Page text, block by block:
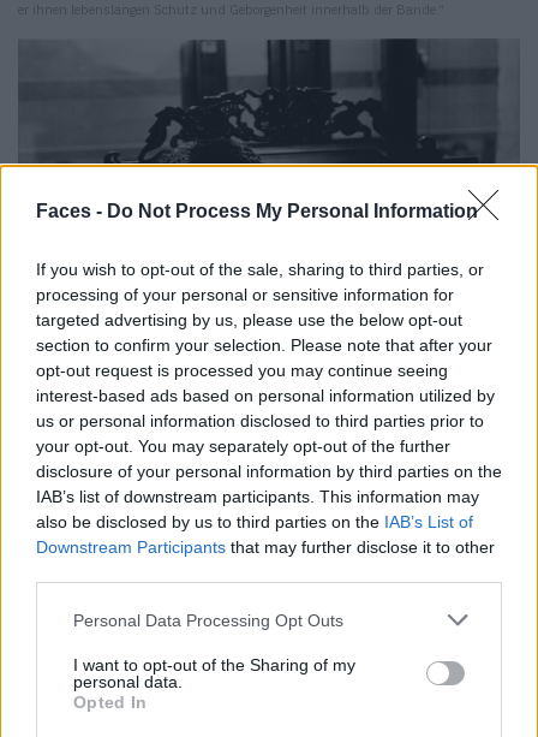
Faces - Do Not Process My Personal Information
If you wish to opt-out of the sale, sharing to third parties, or
processing of your personal or sensitive information for
targeted advertising by us, please use the below opt-out
section to confirm your selection. Please note that after your
opt-out request is processed you may continue seeing
interest-based ads based on personal information utilized by
us or personal information disclosed to third parties prior to
your opt-out. You may separately opt-out of the further
disclosure of your personal information by third parties on the
IAB’s list of downstream participants. This information may
also be disclosed by us to third parties on the IAB’s List of
Downstream Participants that may further disclose it to other
Personal Data Processing Opt Outs
I want to opt-out of the Sharing of my
personal data.
Opted In
er ihnen lebenslangen Schutz und Geborgenheit innerhalb der Bande.“